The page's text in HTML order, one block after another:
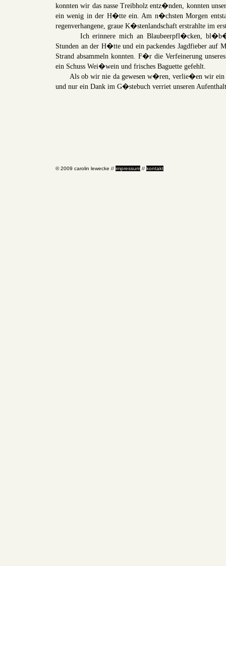
konnten wir das nasse Treibholz entz�nden, konnten
ein wenig in der H�tte ein. Am n�chsten Morgen
regenverhangene, graue K�stenlandschaft erstrahlte im
Ich erinnere mich an Blaubeerpfl�cken,
Stunden an der H�tte und ein packendes Jagdfieber auf
Strand absammeln konnten. F�r die Verfeinerung
ein Schuss Wei�wein und frisches Baguette gefehlt.
Als ob wir nie da gewesen w�ren, verlie�en wir
und nur ein Dank im G�stebuch verriet unseren
© 2009 carolin lewecke // impressum // kontakt